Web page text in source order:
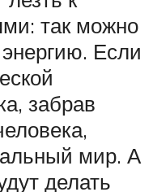
так можно
Если
забрав
мир. А
делать